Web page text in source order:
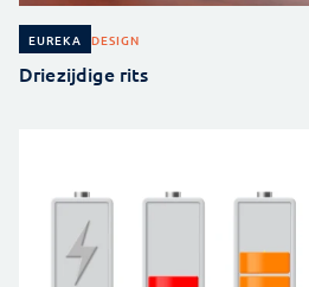
EUREKA DESIGN
Driezijdige rits